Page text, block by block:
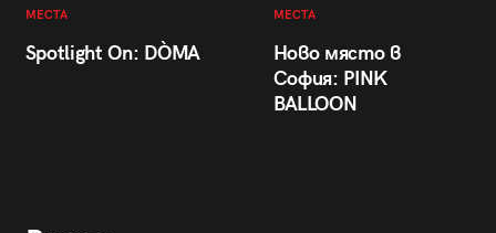
МЕСТА
Spotlight On: DÒMA
МЕСТА
Ново място в
София: PINK
BALLOON